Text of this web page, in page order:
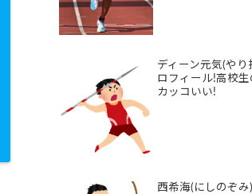
ディーン元気(やり
ロフィール!高校生
カッコいい!
西希海(にしのぞみ